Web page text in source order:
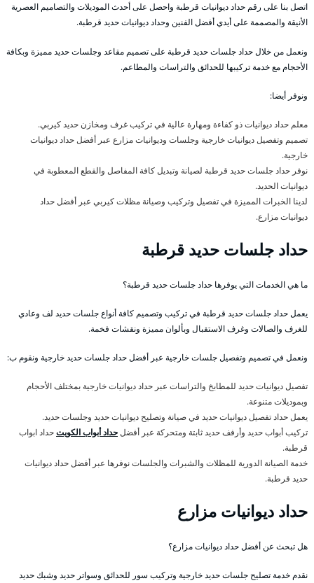
اتصل بنا على رقم حداد ديوانيات قرطبة واحصل على أحدث الموديلات والتصاميم العصرية
الأنيقة والمصممة على أيدي أفضل الفنين وحداد ديوانيات حديد قرطبة.
ونعمل من خلال حداد جلسات حديد قرطبة على تصميم مقاعد وجلسات حديد مميزة وبكافة
الأحجام مع خدمة تركيبها للحدائق والتراسات والمطاعم.
ونوفر أيضا:
معلم حداد ديوانيات ذو كفاءة ومهارة عالية في تركيب غرف ومخازن حديد كيربي.
تصميم وتفصيل ديوانيات خارجية وجلسات وديوانيات مزارع عبر أفضل حداد ديوانيات
خارجية.
نوفر حداد جلسات حديد قرطبة لصيانة وتبديل كافة المفاصل والقطع المعطوبة في
ديوانيات الحديد.
لدينا الخبرات المميزة في تفصيل وتركيب وصيانة مظلات كيربي عبر أفضل حداد
ديوانيات مزارع.
حداد جلسات حديد قرطبة
ما هي الخدمات التي يوفرها حداد جلسات حديد قرطبة؟
يعمل حداد جلسات حديد قرطبة في تركيب وتصميم كافة أنواع جلسات حديد لف وعادي
للغرف والصالات وغرف الاستقبال وبألوان مميزة ونقشات فخمة.
ونعمل في تصميم وتفصيل جلسات خارجية عبر أفضل حداد جلسات حديد خارجية ونقوم ب:
تفصيل ديوانيات حديد للمطابخ والتراسات عبر حداد ديوانيات خارجية بمختلف الأحجام
وبموديلات متنوعة.
يعمل حداد تفصيل ديوانيات حديد في صيانة وتصليح ديوانيات حديد وجلسات حديد.
تركيب أبواب حديد وأرفف حديد ثابتة ومتحركة عبر أفضلحداد أبواب الكويتحداد ابواب
قرطبة.
خدمة الصيانة الدورية للمظلات والشبرات والجلسات نوفرها عبر أفضل حداد ديوانيات
حديد قرطبة.
حداد ديوانيات مزارع
هل تبحث عن أفضل حداد ديوانيات مزارع؟
نقدم خدمة تصليح جلسات حديد خارجية وتركيب سور للحدائق وسواتر حديد وشبك حديد